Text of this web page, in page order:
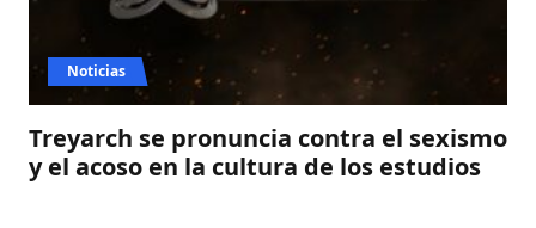
Treyarch se pronuncia contra el sexismo
y el acoso en la cultura de los estudios
Noticias